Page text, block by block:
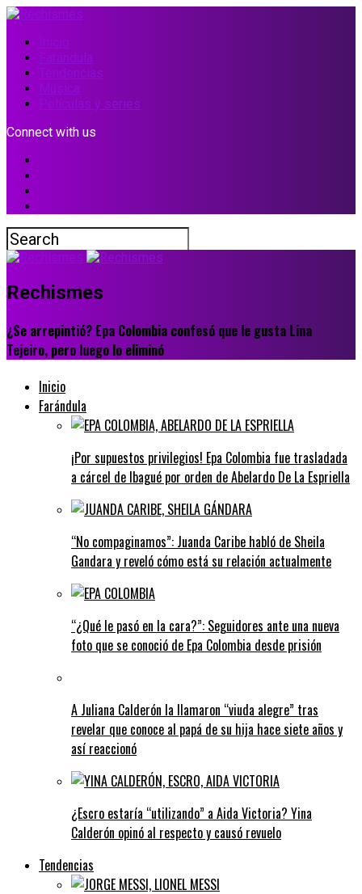
Inicio
Farándula
Tendencias
Música
Películas y series
Connect with us
Rechismes
¿Se arrepintió? Epa Colombia confesó que le gusta Lina
Tejeiro, pero luego lo eliminó
Inicio
Farándula
¡Por supuestos privilegios! Epa Colombia fue trasladada
a cárcel de Ibagué por orden de Abelardo De La Espriella
“No compaginamos”: Juanda Caribe habló de Sheila
Gandara y reveló cómo está su relación actualmente
“¿Qué le pasó en la cara?”: Seguidores ante una nueva
foto que se conoció de Epa Colombia desde prisión
A Juliana Calderón la llamaron “viuda alegre” tras
revelar que conoce al papá de su hija hace siete años y
así reaccionó
¿Escro estaría “utilizando” a Aida Victoria? Yina
Calderón opinó al respecto y causó revuelo
Tendencias